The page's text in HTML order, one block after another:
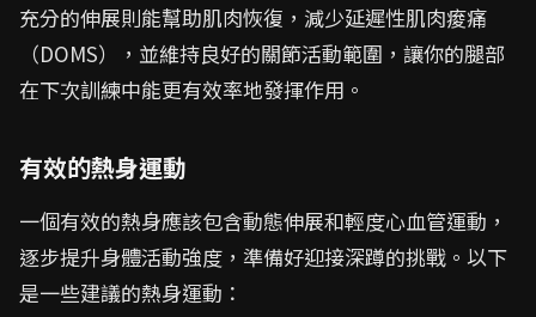
充分的伸展則能幫助肌肉恢復，減少延遲性肌肉痠痛
（DOMS），並維持良好的關節活動範圍，讓你的腿部
在下次訓練中能更有效率地發揮作用。
有效的熱身運動
一個有效的熱身應該包含動態伸展和輕度心血管運動，
逐步提升身體活動強度，準備好迎接深蹲的挑戰。以下
是一些建議的熱身運動：